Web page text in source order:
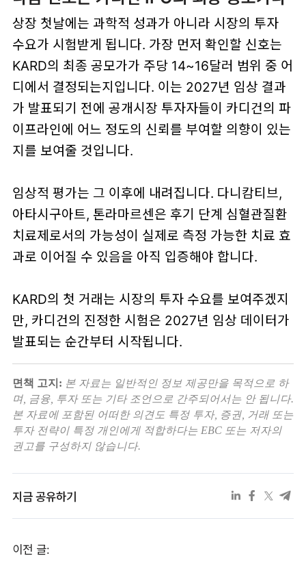
상장 첫날에는 과학적 성과가 아니라 시장의 투자
수요가 시험받게 됩니다. 가장 먼저 확인할 신호는
KARD의 최종 공모가가 주당 14~16달러 범위 중 어
디에서 결정되는지입니다. 이는 2027년 임상 결과
가 발표되기 전에 공개시장 투자자들이 카디건의 파
이프라인에 어느 정도의 신뢰를 부여할 의향이 있는
지를 보여줄 것입니다.
임상적 평가는 그 이후에 내려집니다. 다니캄티브,
아타시구아트, 톤라마르센은 후기 단계 심혈관질환
치료제로서의 가능성이 실제로 측정 가능한 치료 효
과로 이어질 수 있음을 아직 입증해야 합니다.
KARD의 첫 거래는 시장의 투자 수요를 보여주겠지
만, 카디건의 진정한 시험은 2027년 임상 데이터가
발표되는 순간부터 시작됩니다.
면책 고지: 본 자료는 일반적인 정보 제공만을 목적으로 하
며, 금융, 투자 또는 기타 조언으로 간주되어서는 안 됩니다.
본 자료에 포함된 어떠한 의견도 특정 투자, 증권, 거래 또는
투자 전략이 특정 개인에게 적합하다는 EBC 또는 저자의
권고를 구성하지 않습니다.
지금 공유하기
이전 글: